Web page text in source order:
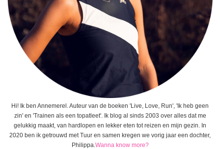
Hi! Ik ben Annemerel. Auteur van de boeken 'Live, Love, Run', 'Ik heb geen
zin' en 'Trainen als een topatleet'. Ik blog al sinds 2003 over alles dat me
gelukkig maakt, van hardlopen en lekker eten tot reizen en mijn gezin. In
2020 ben ik getrouwd met Tuur en samen kregen we vorig jaar een dochter,
Philippa.Wanna know more?